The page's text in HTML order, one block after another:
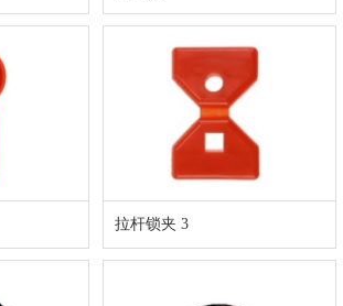
拉杆锁夹 3